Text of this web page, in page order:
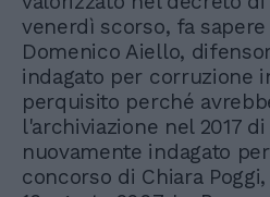
venerdì scorso, fa
Domenico Aiello,
indagato per corruzione
perquisito perché
l'archiviazione nel 2017
nuovamente indagato
concorso di Chiara